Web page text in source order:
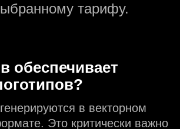
тарифу.
обеспечивает
в векторном
Это критически важно